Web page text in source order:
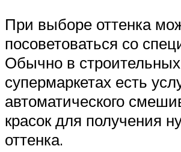
При выборе оттенка
посоветоваться со
Обычно в строительных
супермаркетах есть
автоматического
красок для получения
оттенка.